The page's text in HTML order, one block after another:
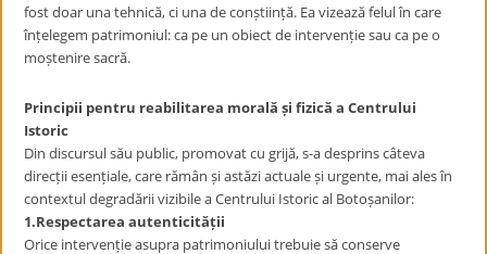
fost doar una tehnică, ci una de conștiință. Ea vizează felul în care
înțelegem patrimoniul: ca pe un obiect de intervenție sau ca pe o
moștenire sacră.
Principii pentru reabilitarea moralăși fizică a Centrului
Istoric
Din discursul său public, promovat cu grijă, s-a desprins câteva
direcții esențiale, care rămân și astăzi actuale și urgente, mai ales în
contextul degradării vizibile a Centrului Istoric al Botoșanilor:
1.Respectarea autenticității
Orice intervenție asupra patrimoniului trebuie să conserve